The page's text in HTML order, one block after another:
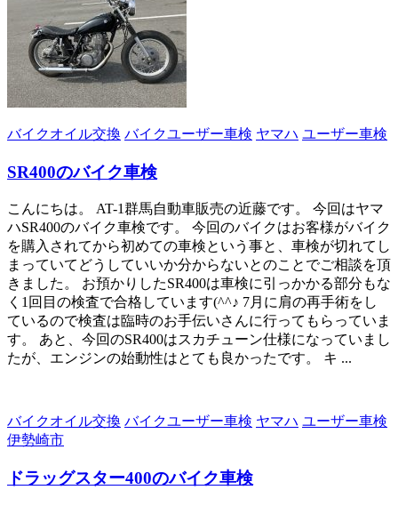
バイクオイル交換 バイクユーザー車検 ヤマハ ユーザー車検
SR400のバイク車検
こんにちは。 AT-1群馬自動車販売の近藤です。 今回はヤマ
ハSR400のバイク車検です。 今回のバイクはお客様がバイク
を購入されてから初めての車検という事と、車検が切れてし
まっていてどうしていいか分からないとのことでご相談を頂
きました。 お預かりしたSR400は車検に引っかかる部分もな
く1回目の検査で合格しています(^^♪ 7月に肩の再手術をし
ているので検査は臨時のお手伝いさんに行ってもらっていま
す。 あと、今回のSR400はスカチューン仕様になっていまし
たが、エンジンの始動性はとても良かったです。 キ ...
バイクオイル交換 バイクユーザー車検 ヤマハ ユーザー車検
伊勢崎市
ドラッグスター400のバイク車検